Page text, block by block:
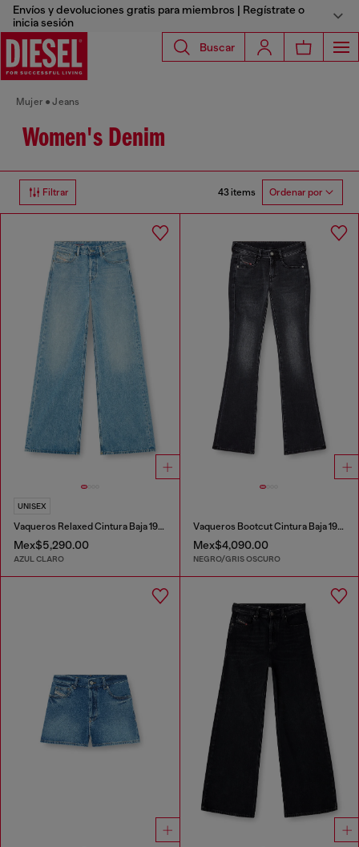
Envíos y devoluciones gratis para miembros | Regístrate o
inicia sesión
Buscar
Mujer Jeans
Women's Denim
Filtrar 43 items Ordenar por
UNISEX
Vaqueros Relaxed Cintura Baja 1996 D-Sire
Mex$5,290.00
AZUL CLARO
Vaqueros Bootcut Cintura Baja 1969 D-Ebbey
Mex$4,090.00
NEGRO/GRIS OSCURO